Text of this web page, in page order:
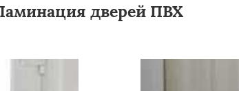
дверей ПВХ